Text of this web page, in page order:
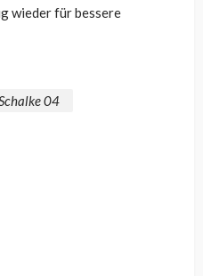
wieder für bessere
04